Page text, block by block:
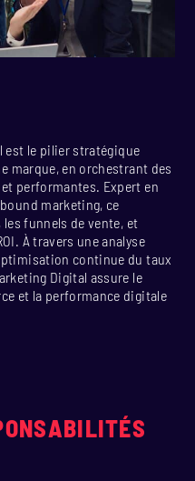
est le pilier stratégique
marque, en orchestrant des
performantes. Expert en
marketing, ce
funnels de vente, et
À travers une analyse
continue du taux
Digital assure le
et la performance digitale